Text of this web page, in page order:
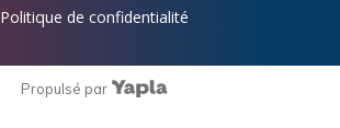
Politique de confidentialité
Propulsé par